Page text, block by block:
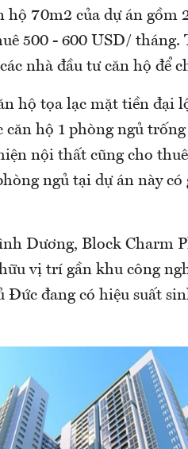
hộ 70m2 của dự án gồm
500 - 600 USD/ tháng.
nhà đầu tư căn hộ để
hộ tọa lạc mặt tiền đại
căn hộ 1 phòng ngủ
nội thất cũng cho
ngủ tại dự án này
Dương, Block Charm
vị trí gần khu công
Đức đang có hiệu suất